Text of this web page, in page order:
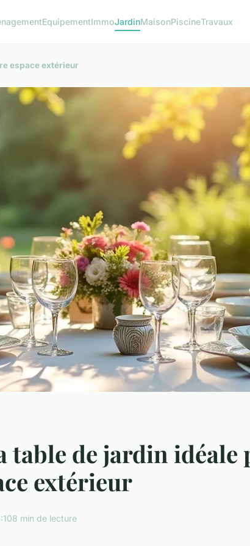
EquipementImmoJardinMaisonPiscineTravaux
espace extérieur
table de jardin idéale
extérieur
8 min de lecture